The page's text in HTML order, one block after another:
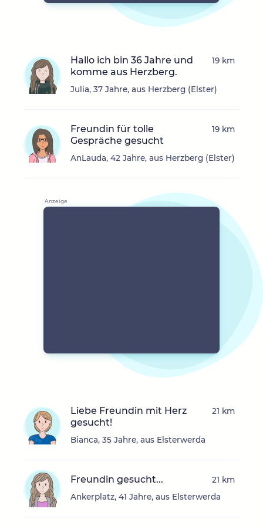
Hallo ich bin 36 Jahre und
komme aus Herzberg.
Julia, 37 Jahre, aus Herzberg (Elster)
19 km
Freundin für tolle
Gespräche gesucht
AnLauda, 42 Jahre, aus Herzberg (Elster)
19 km
Liebe Freundin mit Herz
gesucht!
Bianca, 35 Jahre, aus Elsterwerda
21 km
Freundin gesucht...
Ankerplatz, 41 Jahre, aus Elsterwerda
21 km